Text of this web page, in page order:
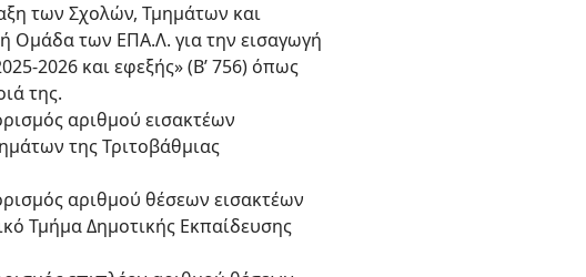
των Σχολών, Τμημάτων και
Ομάδα των ΕΠΑ.Λ. για την εισαγωγή
2026 και εφεξής» (Β’ 756) όπως
της.
αριθμού εισακτέων
της Τριτοβάθμιας
αριθμού θέσεων εισακτέων
Τμήμα Δημοτικής Εκπαίδευσης